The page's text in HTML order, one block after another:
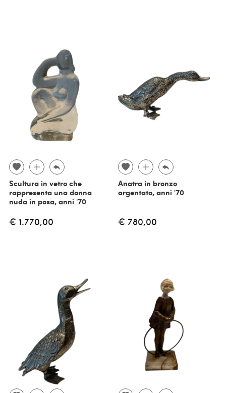
Scultura in vetro che
rappresenta una donna
nuda in posa, anni '70
€ 1.770,00
Anatra in bronzo
argentato, anni '70
€ 780,00